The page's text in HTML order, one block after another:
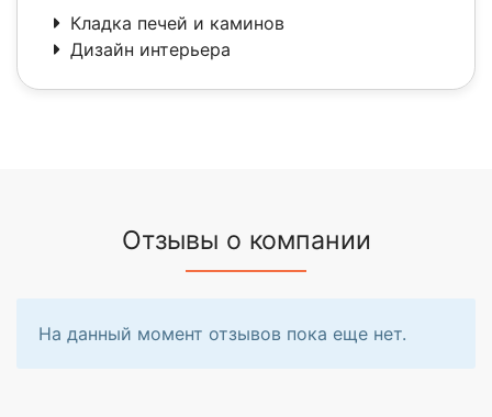
Кладка печей и каминов
Дизайн интерьера
Отзывы о компании
На данный момент отзывов пока еще нет.